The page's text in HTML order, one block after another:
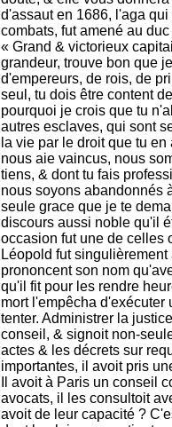
d'assaut en 1686, l'aga
combats, fut amené au
« Grand & victorieux
grandeur, trouve bon que
d'empereurs, de rois, de
seul, tu dois être content
pourquoi je crois que tu
autres esclaves, qui sont
la vie par le droit que tu
nous aie vaincus, nous
tiens, & dont tu fais
nous soyons abandonnés
seule grace que je te
discours aussi noble qu'il
occasion fut une de celles
Léopold fut
prononcent son nom
qu'il fit pour les rendre
mort l'empêcha
tenter. Administrer la
conseil, & signoit non-
actes & les décrets sur
importantes, il avoit pris
Il avoit à Paris un conseil
avocats, il les consultoit
avoit de leur capacité ?